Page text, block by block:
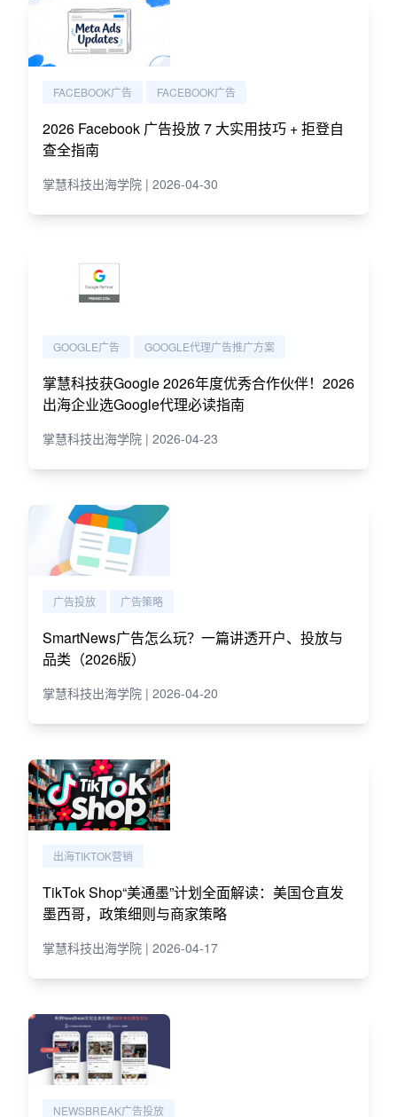
FACEBOOK广告 FACEBOOK广告
2026 Facebook 广告投放 7 大实用技巧 + 拒登自
查全指南
掌慧科技出海学院 | 2026-04-30
GOOGLE广告 GOOGLE代理广告推广方案
掌慧科技获Google 2026年度优秀合作伙伴！2026
出海企业选Google代理必读指南
掌慧科技出海学院 | 2026-04-23
广告投放 广告策略
SmartNews广告怎么玩？一篇讲透开户、投放与
品类（2026版）
掌慧科技出海学院 | 2026-04-20
出海TIKTOK营销
TikTok Shop“美通墨”计划全面解读：美国仓直发
墨西哥，政策细则与商家策略
掌慧科技出海学院 | 2026-04-17
NEWSBREAK广告投放